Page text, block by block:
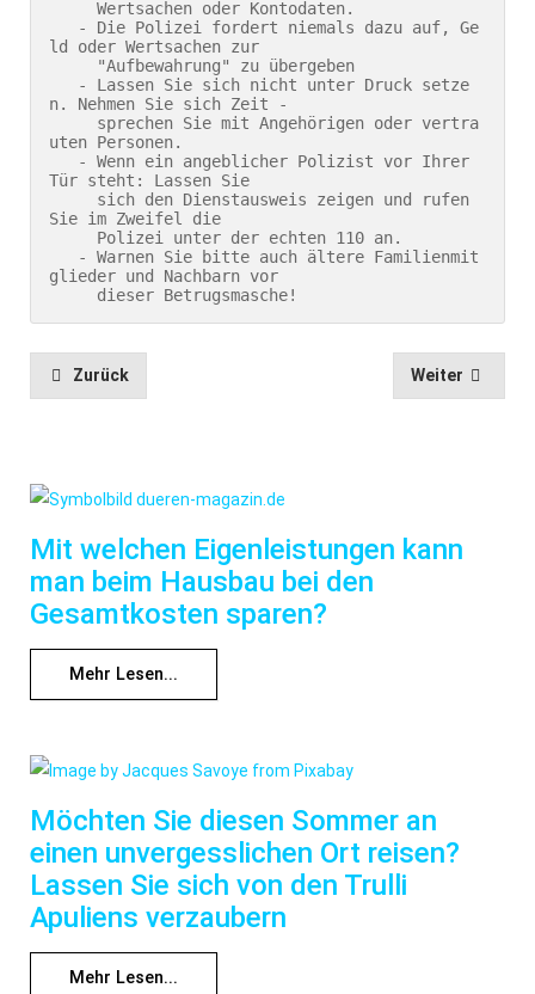
ld oder Wertsachen zur
n. Nehmen Sie sich Zeit -
uten Personen.
Tür steht: Lassen Sie
Sie im Zweifel die
glieder und Nachbarn vor
     dieser Betrugsmasche!
Zurück Weiter
Mit welchen Eigenleistungen kann
man beim Hausbau bei den
Gesamtkosten sparen?
Mehr Lesen...
Möchten Sie diesen Sommer an
einen unvergesslichen Ort reisen?
Lassen Sie sich von den Trulli
Apuliens verzaubern
Mehr Lesen...